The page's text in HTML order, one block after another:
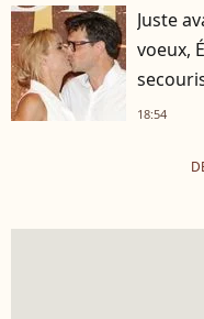
Juste
voeux,
18:54